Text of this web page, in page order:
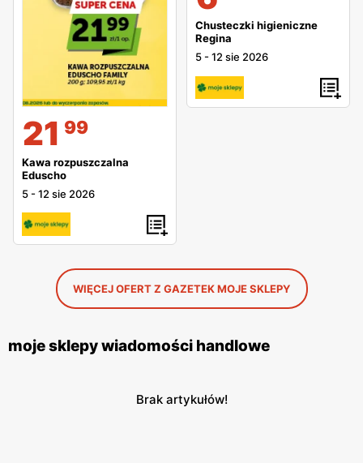
21 99
Kawa rozpuszczalna
Eduscho
5 -12 sie 2026
Chusteczki higieniczne
Regina
5 -12 sie 2026
WIĘCEJ OFERT Z GAZETEK MOJE SKLEPY
moje sklepy wiadomości handlowe
Brak artykułów!